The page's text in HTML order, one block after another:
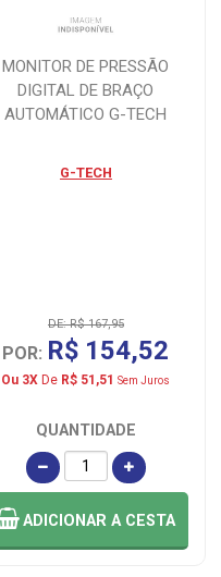
MONITOR DE PRESSÃO
DIGITAL DE BRAÇO
AUTOMÁTICO G-TECH
G-TECH
DE: R$ 167,95
POR: R$ 154,52
Ou 3X De R$ 51,51 Sem Juros
QUANTIDADE
ADICIONARA CESTA